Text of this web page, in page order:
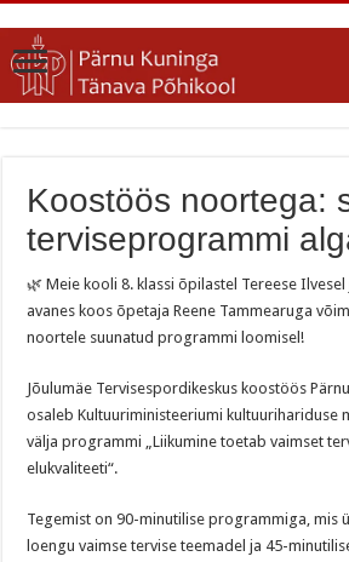
Koostöös noortega:
terviseprogrammi
🌿 Meie kooli 8. klassi õpilastel Tereese Ilvesel
avanes koos õpetaja Reene Tammearuga
noortele suunatud programmi loomisel!
Jõulumäe Tervisespordikeskus koostöös
osaleb Kultuuriministeeriumi kultuurihariduse
välja programmi „Liikumine toetab vaimset
elukvaliteeti“.
Tegemist on 90-minutilise programmiga, mis
loengu vaimse tervise teemadel ja 45-